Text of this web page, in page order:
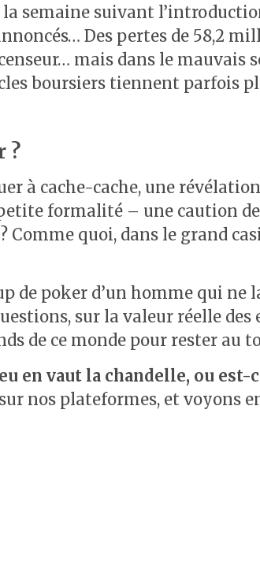
semaine suivant
Des pertes de 58,2
mais dans le
boursiers tiennent parfois
?
à cache-cache, une
formalité – une caution
quoi, dans le grand
de poker d’un homme qui
sur la valeur réelle
de ce monde pour rester au
en vaut la chandelle, ou
nos plateformes, et voyons